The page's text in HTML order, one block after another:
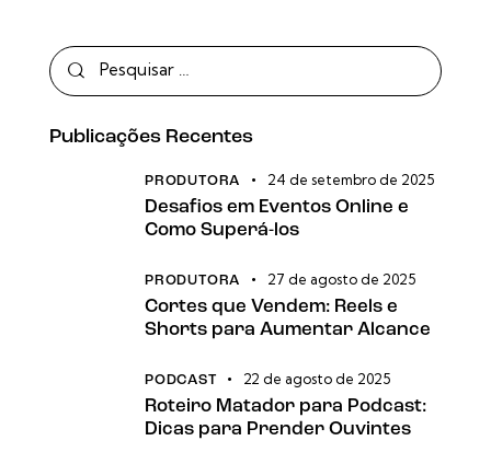
Publicações Recentes
PRODUTORA 24 de setembro de 2025
Desafios em Eventos Online e
Como Superá-los
PRODUTORA 27 de agosto de 2025
Cortes que Vendem: Reels e
Shorts para Aumentar Alcance
PODCAST 22 de agosto de 2025
Roteiro Matador para Podcast:
Dicas para Prender Ouvintes